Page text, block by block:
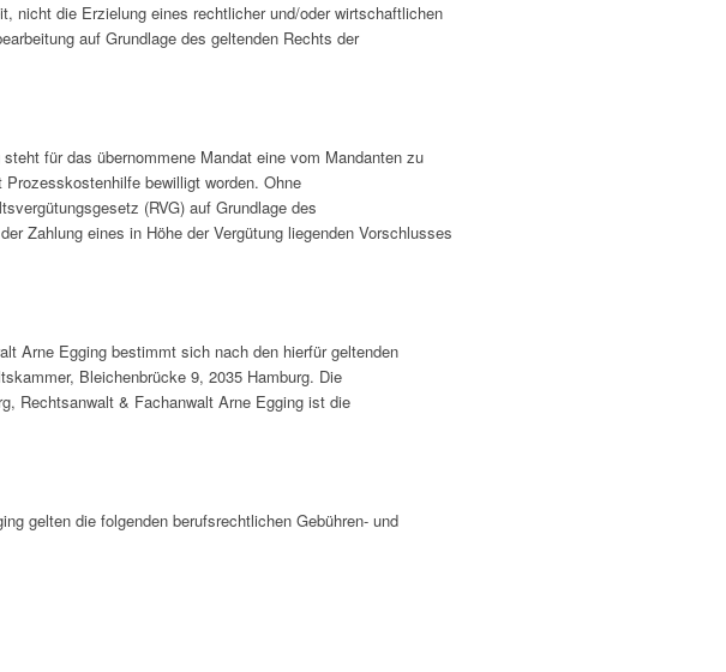
nicht die Erzielung eines rechtlicher und/oder wirtschaftlichen
auf Grundlage des geltenden Rechts der
für das übernommene Mandat eine vom Mandanten zu
bewilligt worden. Ohne
(RVG) auf Grundlage des
Zahlung eines in Höhe der Vergütung liegenden Vorschlusses
Arne Egging bestimmt sich nach den hierfür geltenden
Bleichenbrücke 9, 2035 Hamburg. Die
Rechtsanwalt & Fachanwalt Arne Egging ist die
gelten die folgenden berufsrechtlichen Gebühren- und